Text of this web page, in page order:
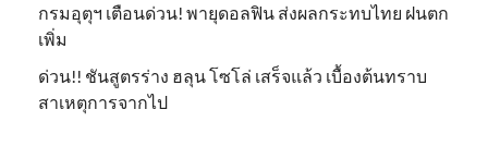
กรมอุตุฯ เตือนด่วน! พายุดอลฟิน ส่งผลกระทบไทย ฝนตก
เพิ่ม
ด่วน!! ชันสูตรร่าง ฮลุน โซโล่ เสร็จแล้ว เบื้องต้นทราบ
สาเหตุการจากไป